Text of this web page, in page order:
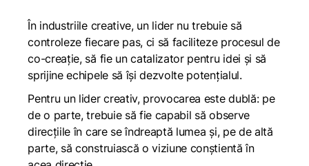
În industriile creative, un lider nu trebuie să
controleze fiecare pas, ci să faciliteze procesul de
co-creație, să fie un catalizator pentru idei și să
sprijine echipele să își dezvolte potențialul.
Pentru un lider creativ, provocarea este dublă: pe
de o parte, trebuie să fie capabil să observe
direcțiile în care se îndreaptă lumea și, pe de altă
parte, să construiască o viziune conștientă în